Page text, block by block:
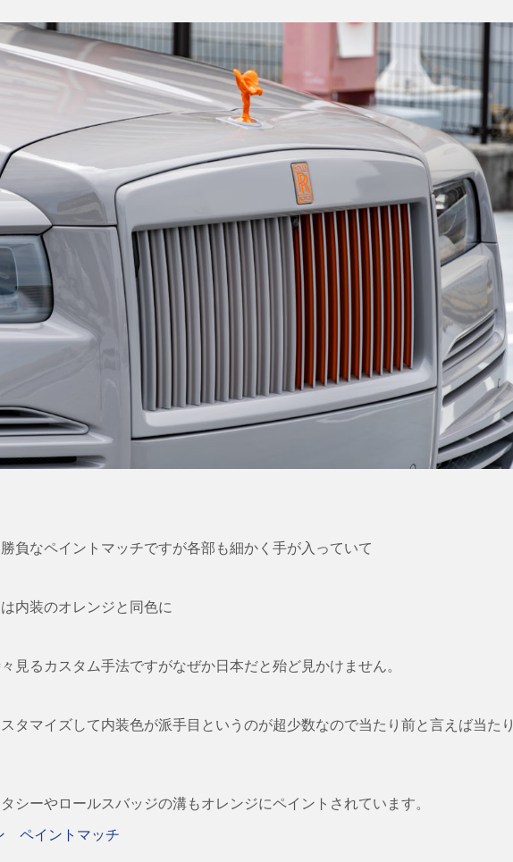
負なペイントマッチですが各部も細かく手が入っていて
内装のオレンジと同色に
見るカスタム手法ですがなぜか日本だと殆ど見かけません。
タマイズして内装色が派手目というのが超少数なので当たり前と言えば当たり
シーやロールスバッジの溝もオレンジにペイントされています。